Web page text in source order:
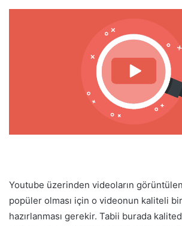
Youtube üzerinden videoların
popüler olması için o videonun kaliteli
hazırlanması gerekir. Tabii burada